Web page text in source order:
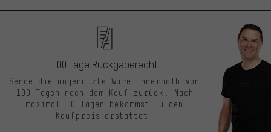
100 Tage Rückgaberecht
Sende die ungenutzte Ware innerhalb von
100 Tagen nach dem Kauf zurück. Nach
maximal 10 Tagen bekommst Du den
Kaufpreis erstattet.